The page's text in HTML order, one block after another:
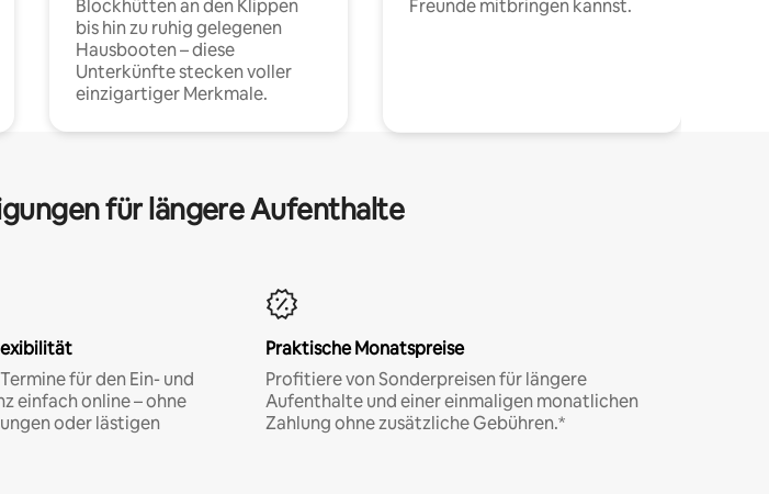
Blockhütten an den Klippen
bis hin zu ruhig gelegenen
Hausbooten – diese
Unterkünfte stecken voller
einzigartiger Merkmale.
Freunde mitbringen kannst.
für längere Aufenthalte
für den Ein- und
einfach online – ohne
oder lästigen
Praktische Monatspreise
Profitiere von Sonderpreisen für längere
Aufenthalte und einer einmaligen monatlichen
Zahlung ohne zusätzliche Gebühren.*